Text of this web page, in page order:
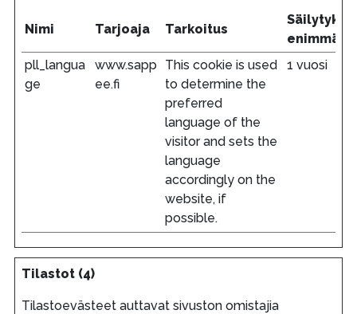
Nimi Tarjoaja Tarkoitus
pll_langua
ge
www.sapp
ee.fi
This cookie is used
to determine the
preferred
language of the
visitor and sets the
language
accordingly on the
website, if
possible.
1 vuosi
Tilastot (4)
Tilastoevästeet auttavat sivuston omistajia